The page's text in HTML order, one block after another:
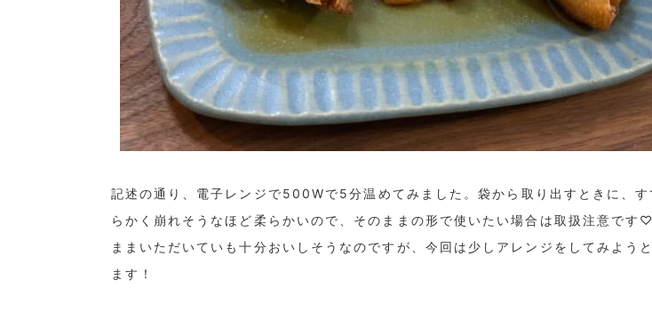
記述の通り、電子レンジで500Wで5分温めてみました。袋から取り出すときに、す
らかく崩れそうなほど柔らかいので、そのままの形で使いたい場合は取扱注意です♡
ままいただいていも十分おいしそうなのですが、今回は少しアレンジをしてみよう
ます！